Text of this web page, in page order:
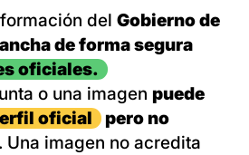
del Gobierno de
de forma segura
oficiales.
o una imagen puede
oficial
pero no
. Una imagen no acredita